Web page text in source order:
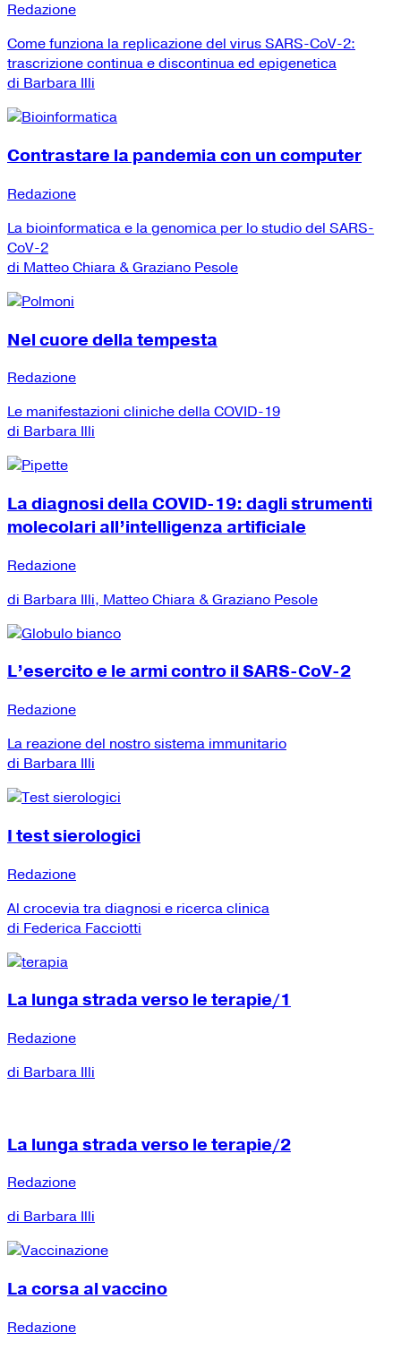
Redazione
Come funziona la replicazione del virus SARS-CoV-2:
trascrizione continua e discontinua ed epigenetica
di Barbara Illi
Contrastare la pandemia con un computer
Redazione
La bioinformatica e la genomica per lo studio del SARS-
CoV-2
di Matteo Chiara & Graziano Pesole
Nel cuore della tempesta
Redazione
Le manifestazioni cliniche della COVID-19
di Barbara Illi
La diagnosi della COVID-19: dagli strumenti
molecolari all’intelligenza artificiale
Redazione
di Barbara Illi, Matteo Chiara & Graziano Pesole
L’esercito e le armi contro il SARS-CoV-2
Redazione
La reazione del nostro sistema immunitario
di Barbara Illi
I test sierologici
Redazione
Al crocevia tra diagnosi e ricerca clinica
di Federica Facciotti
La lunga strada verso le terapie/1
Redazione
di Barbara Illi
La lunga strada verso le terapie/2
Redazione
di Barbara Illi
La corsa al vaccino
Redazione